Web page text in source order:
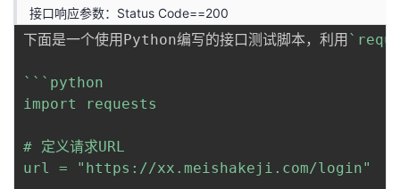
接口响应参数：Status Code==200
下面是一个使用Python编写的接口测试脚本，利用
`` `python
import requests
# 定义请求URL
url = "https://xx.meishakeji.com/login"